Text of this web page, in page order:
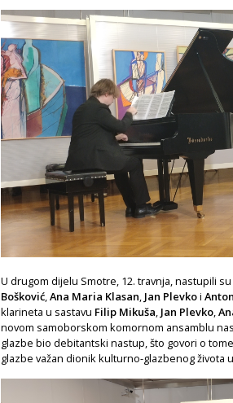
U drugom dijelu Smotre, 12. travnja, nastupili
Bošković,Ana Maria Klasan, Jan Plevkoi
klarineta u sastavu Filip Mikuša, Jan Plevko,
novom samoborskom komornom ansamblu
glazbe bio debitantski nastup, što govori o
glazbe važan dionik kulturno-glazbenog života